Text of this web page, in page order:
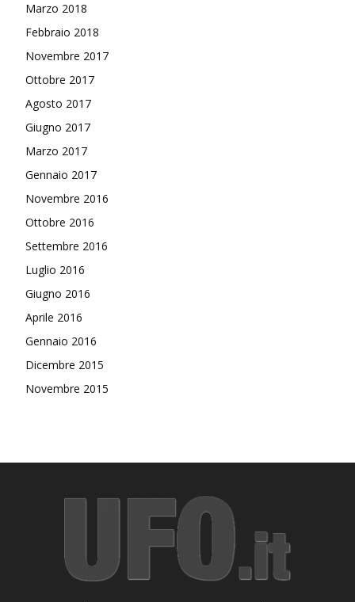
Marzo 2018
Febbraio 2018
Novembre 2017
Ottobre 2017
Agosto 2017
Giugno 2017
Marzo 2017
Gennaio 2017
Novembre 2016
Ottobre 2016
Settembre 2016
Luglio 2016
Giugno 2016
Aprile 2016
Gennaio 2016
Dicembre 2015
Novembre 2015